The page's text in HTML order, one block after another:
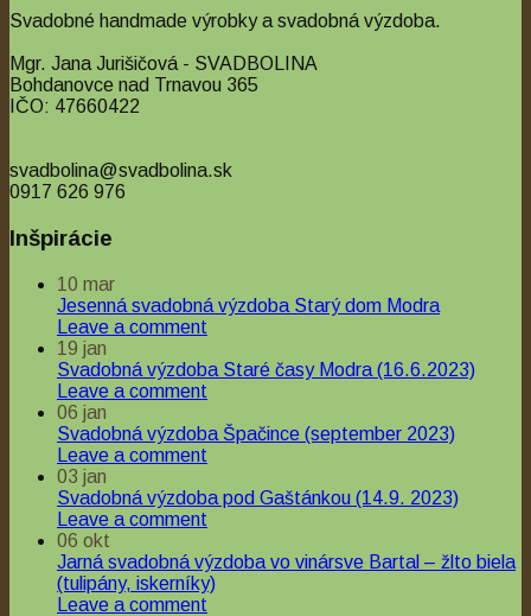
Svadobná výzdoba Penzión Karolína Slovenský Grob
(22.4.2022)
Svadobné handmade výrobky a svadobná výzdoba.
Mgr. Jana Jurišičová - SVADBOLINA
Bohdanovce nad Trnavou 365
IČO: 47660422
svadbolina@svadbolina.sk
0917 626 976
Inšpirácie
10 mar
Jesenná svadobná výzdoba Starý dom Modra
Leave a comment
19 jan
Svadobná výzdoba Staré časy Modra (16.6.2023)
Leave a comment
06 jan
Svadobná výzdoba Špačince (september 2023)
Leave a comment
03 jan
Svadobná výzdoba pod Gaštánkou (14.9. 2023)
Leave a comment
06 okt
Jarná svadobná výzdoba vo vinársve Bartal – žlto biela
(tulipány, iskerníky)
Leave a comment